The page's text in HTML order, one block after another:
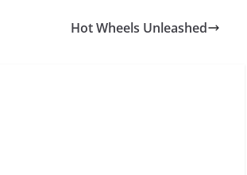
Hot Wheels Unleashed